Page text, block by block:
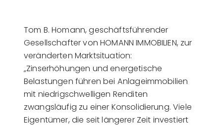
Tom B. Homann, geschäftsführender
Gesellschafter von HOMANN IMMOBILIEN, zur
veränderten Marktsituation:
„Zinserhöhungen und energetische
Belastungen führen bei Anlageimmobilien
mit niedrigschwelligen Renditen
zwangsläufig zu einer Konsolidierung. Viele
Eigentümer, die seit längerer Zeit investiert